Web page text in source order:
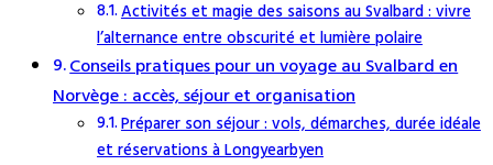
Activités et magie des saisons au Svalbard : vivre
l’alternance entre obscurité et lumière polaire
Conseils pratiques pour un voyage au Svalbard en
Norvège : accès, séjour et organisation
Préparer son séjour : vols, démarches, durée idéale
et réservations à Longyearbyen